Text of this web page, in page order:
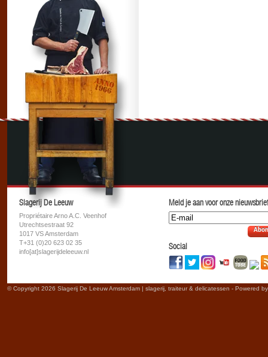
Slagerij De Leeuw
Propriétaire Arno A.C. Veenhof
Utrechtsestraat 92
1017 VS Amsterdam
T+31 (0)20 623 02 35
info[at]slagerijdeleeuw.nl
Meld je aan voor onze
Social
© Copyright 2026 Slagerij De Leeuw Amsterdam | slagerij, traiteur & delicatessen - Powered